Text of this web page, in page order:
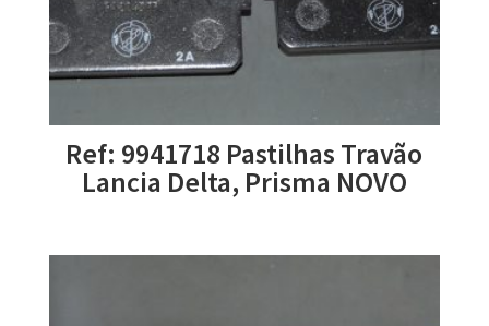
Ref: 9941718 Pastilhas Travão
Lancia Delta, Prisma NOVO